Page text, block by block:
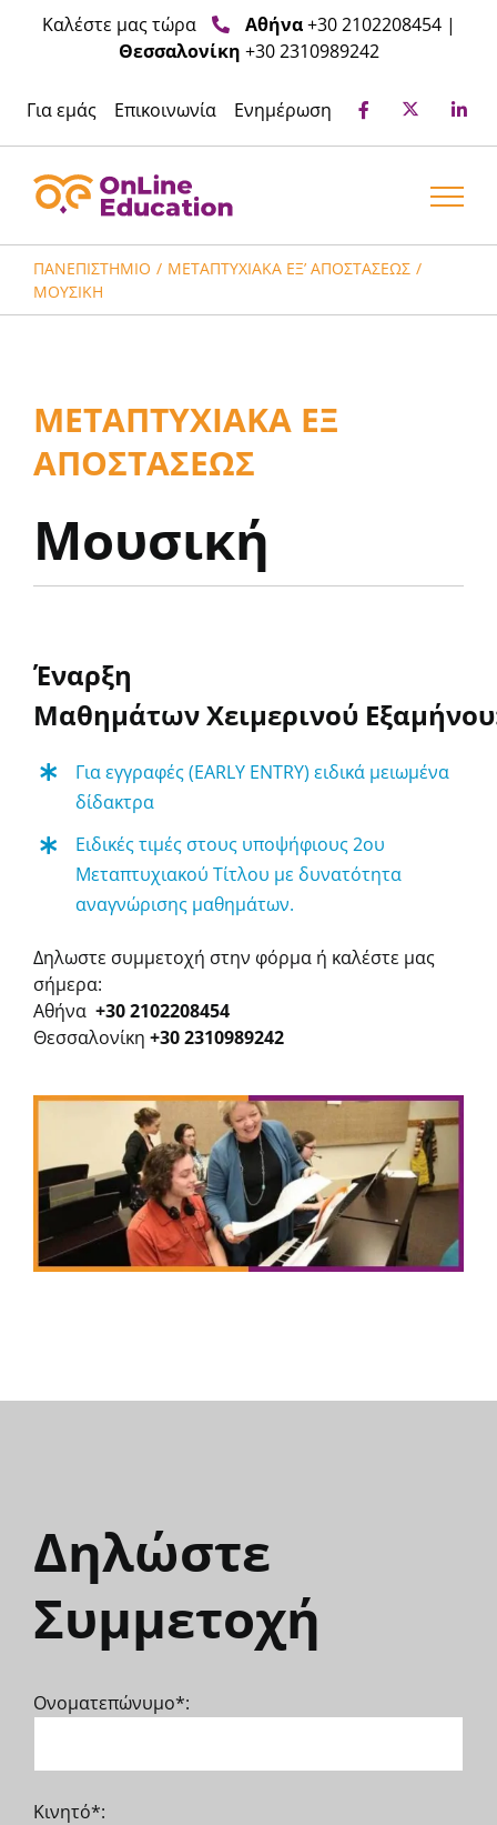
ΜετάβασηΚαλέστε μας τώρα Αθήνα +30 2102208454|
Θεσσαλονίκη +30 2310989242
Για εμάς Επικοινωνία Ενημέρωση
ΠΑΝΕΠΙΣΤΉΜΙΟ
ΜΕΤΑΠΤΥΧΙΑΚΆ ΕΞ’ ΑΠΟΣΤΆΣΕΩΣ
ΜΟΥΣΙΚΉ
ΜΕΤΑΠΤΥΧΙΑΚΑ ΕΞ
ΑΠΟΣΤΑΣΕΩΣ
Μουσική
Έναρξη
ΜαθημάτωνΧειμερινού
Για εγγραφές (EARLY ENTRY) ειδικά μειωμένα
δίδακτρα
Ειδικές τιμές στους υποψήφιους2ου
Μεταπτυχιακού Τίτλου με δυνατότητα
αναγνώρισης μαθημάτων.
Δηλωστε συμμετοχή στην φόρμα ή καλέστε μας
σήμερα:
Αθήνα +30 2102208454
Θεσσαλονίκη +30 2310989242
Δηλώστε
Συμμετοχή
Ονοματεπώνυμο*:
Κινητό*: